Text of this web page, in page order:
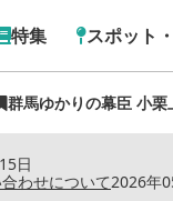
特集 スポット
群馬ゆかりの幕臣 小栗
日
2026年
わせについて